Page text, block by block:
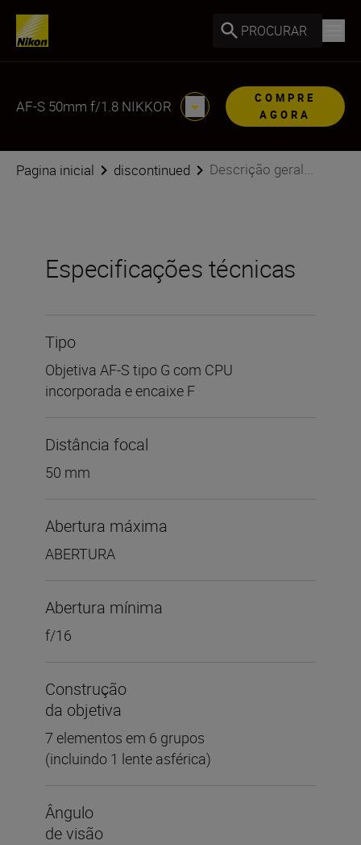
PROCURAR
AF-S 50mm f/1.8 NIKKOR
COMPRE
AGORA
Pagina inicial discontinued Descrição geral...
Especificações técnicas
Tipo
Objetiva AF-S tipo G com CPU
incorporada e encaixe F
Distância focal
50 mm
Abertura máxima
ABERTURA
Abertura mínima
f/16
Construção
da objetiva
7 elementos em 6 grupos
(incluindo 1 lente asférica)
Ângulo
de visão